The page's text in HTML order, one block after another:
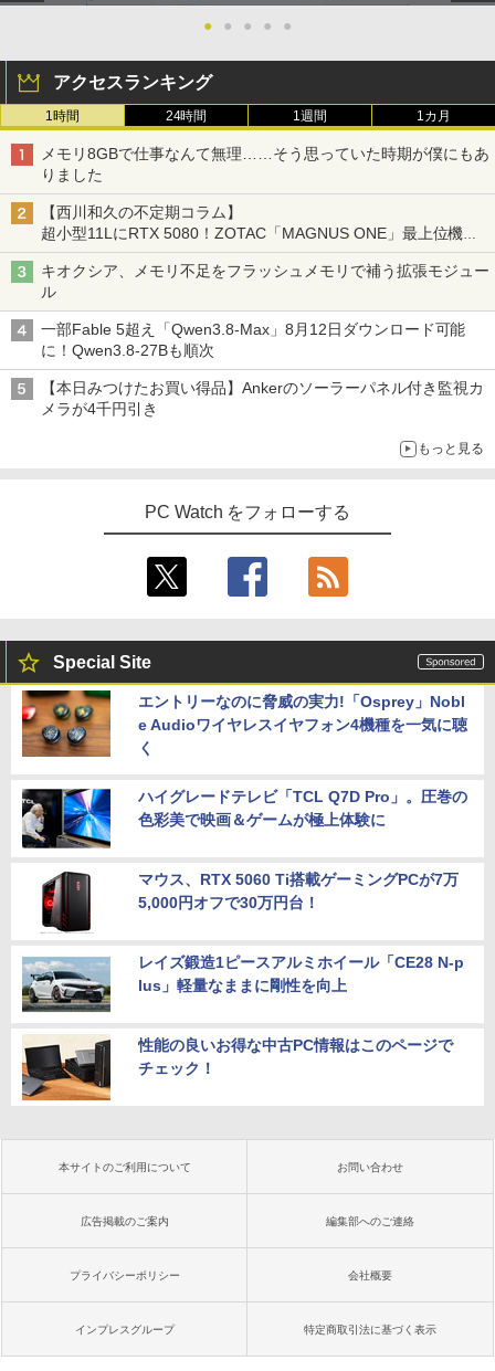
● ● ● ● ●
アクセスランキング
1時間 24時間 1週間 1カ月
メモリ8GBで仕事なんて無理……そう思っていた時期が僕にもあ
りました
【西川和久の不定期コラム】
超小型11LにRTX 5080！ZOTAC「MAGNUS ONE」最上位機の
実力を探る
キオクシア、メモリ不足をフラッシュメモリで補う拡張モジュー
ル
一部Fable 5超え「Qwen3.8-Max」8月12日ダウンロード可能
に！Qwen3.8-27Bも順次
【本日みつけたお買い得品】Ankerのソーラーパネル付き監視カ
メラが4千円引き
もっと見る
PC Watch をフォローする
Special Site
エントリーなのに脅威の実力!「Osprey」Nobl
e Audioワイヤレスイヤフォン4機種を一気に聴
く
ハイグレードテレビ「TCL Q7D Pro」。圧巻の
色彩美で映画＆ゲームが極上体験に
マウス、RTX 5060 Ti搭載ゲーミングPCが7万
5,000円オフで30万円台！
レイズ鍛造1ピースアルミホイール「CE28 N-p
lus」軽量なままに剛性を向上
性能の良いお得な中古PC情報はこのページで
チェック！
本サイトのご利用について お問い合わせ
広告掲載のご案内 編集部へのご連絡
プライバシーポリシー 会社概要
インプレスグループ 特定商取引法に基づく表示